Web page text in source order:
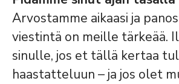
Arvostamme aikaasi ja
viestintä on meille tärkeää.
sinulle, jos et tällä kertaa
haastatteluun – ja jos olet